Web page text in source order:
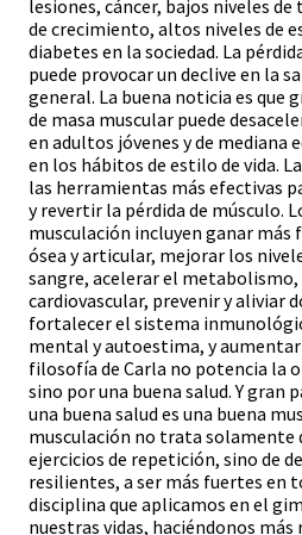
lesiones, cáncer, bajos niveles
de crecimiento, altos niveles de
diabetes en la sociedad. La
puede provocar un declive en la
general. La buena noticia es que
de masa muscular puede
en adultos jóvenes y de mediana
en los hábitos de estilo de vida.
las herramientas más efectivas
y revertir la pérdida de músculo.
musculación incluyen ganar más
ósea y articular, mejorar los
sangre, acelerar el
cardiovascular, prevenir y aliviar
fortalecer el sistema
mental y autoestima, y aumentar
filosofía de Carla no potencia la
sino por una buena salud. Y gran
una buena salud es una buena
musculación no trata solamente
ejercicios de repetición, sino de
resilientes, a ser más fuertes en
disciplina que aplicamos en el
nuestras vidas, haciéndonos